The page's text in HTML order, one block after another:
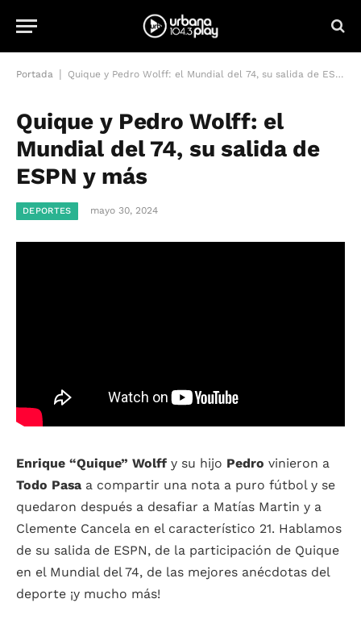
Portada Quique y Pedro Wolff: el Mundial del 74, su salida de ESPN y más
Quique y Pedro Wolff: el
Mundial del 74, su salida de
ESPN y más
DEPORTES mayo 30, 2024
Enrique “Quique” Wolff y su hijo Pedro vinieron a
Todo Pasa a compartir una nota a puro fútbol y se
quedaron después a desafiar a Matías Martin y a
Clemente Cancela en el característico 21. Hablamos
de su salida de ESPN, de la participación de Quique
en el Mundial del 74, de las mejores anécdotas del
deporte ¡y mucho más!